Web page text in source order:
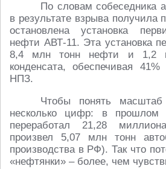
По словам собеседника
в результате взрыва получила
остановлена установка
нефти АВТ-11. Эта установка
8,4 млн тонн нефти и 1,2
конденсата, обеспечивая
НПЗ.
Чтобы понять масштаб
несколько цифр: в
переработал 21,28
произвел 5,07 млн тонн
производства в РФ). Так что
«нефтянки» – более, чем